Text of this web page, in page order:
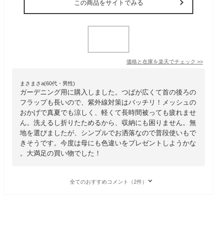
この商品をサイトでみる
価格と在庫を楽天でチェック >>
まさまさa(60代・男性)
ガーデニング用に購入しました。つばが広くて首の後ろの
フラップも長いので、紫外線対策はバッチリ！メッシュの
おかげで真夏でも涼しく、軽くて長時間被っても疲れませ
ん。洗えるし折りたためるから、収納にも困りません。無
地を選びましたが、シンプルでお洒落なので普段使いもで
きそうです。今度は母にも色違いをプレゼントしようかな
。大満足の買い物でした！
全てのおすすめコメント（2件）